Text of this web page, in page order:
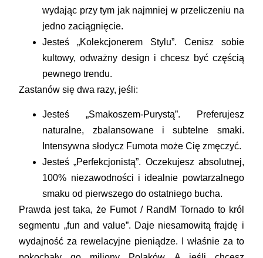
wydając przy tym jak najmniej w przeliczeniu na
jedno zaciągnięcie.
Jesteś„Kolekcjonerem Stylu”. Cenisz sobie
kultowy, odważny design i chcesz być częścią
pewnego trendu.
Zastanów się dwa razy, jeśli:
Jesteś „Smakoszem-Purystą”. Preferujesz
naturalne, zbalansowane i subtelne smaki.
Intensywna słodycz Fumota może Cię zmęczyć.
Jesteś„Perfekcjonistą”. Oczekujesz absolutnej,
100% niezawodności i idealnie powtarzalnego
smaku od pierwszego do ostatniego bucha.
Prawda jest taka, że Fumot / RandM Tornado to król
segmentu „fun and value”. Daje niesamowitą frajdę i
wydajność za rewelacyjne pieniądze. I właśnie za to